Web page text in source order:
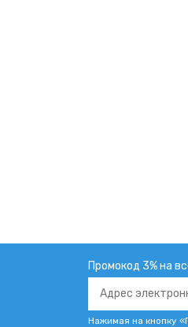
Промокод 3% на
Нажимая на кнопку